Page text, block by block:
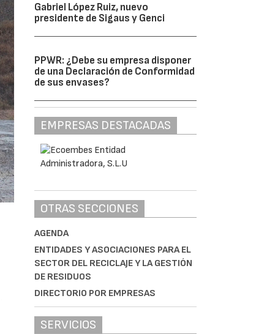
Gabriel López Ruiz, nuevo
presidente de Sigaus y Genci
PPWR: ¿Debe su empresa disponer
de una Declaración de Conformidad
de sus envases?
EMPRESAS DESTACADAS
OTRAS SECCIONES
AGENDA
ENTIDADES Y ASOCIACIONES PARA EL
SECTOR DEL RECICLAJE Y LA GESTIÓN
DE RESIDUOS
DIRECTORIO POR EMPRESAS
SERVICIOS